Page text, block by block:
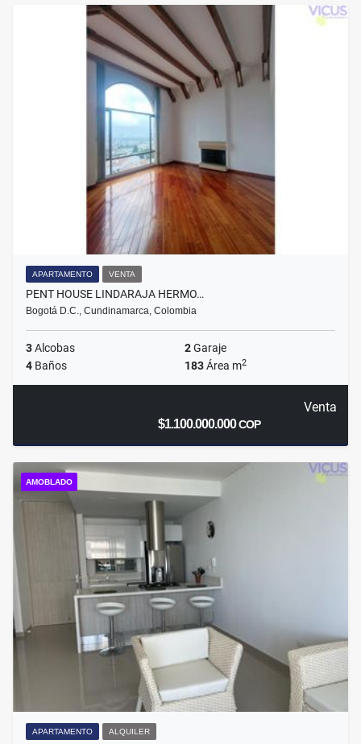
APARTAMENTO VENTA
PENT HOUSE LINDARAJA HERMO…
Bogotá D.C., Cundinamarca, Colombia
3Alcobas 2Garaje
4 Baños 183Área m2
Venta
$1.100.000.000COP
AMOBLADO
APARTAMENTO ALQUILER